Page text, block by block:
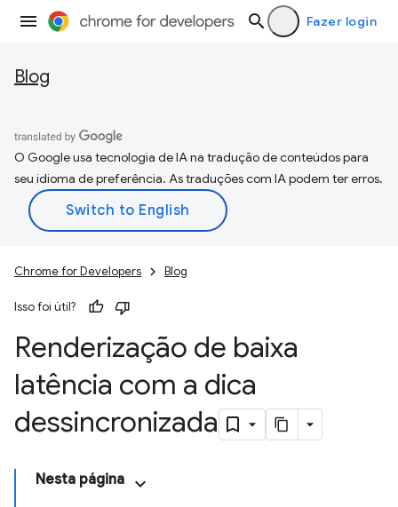
Fazer login
Blog
O Google usa tecnologia de IA na tradução de conteúdos para
seu idioma de preferência. As traduções com IA podem ter erros.
Chrome for Developers Blog
Isso foi útil?
Renderização de baixa
latência com a dica
dessincronizada
Nesta página